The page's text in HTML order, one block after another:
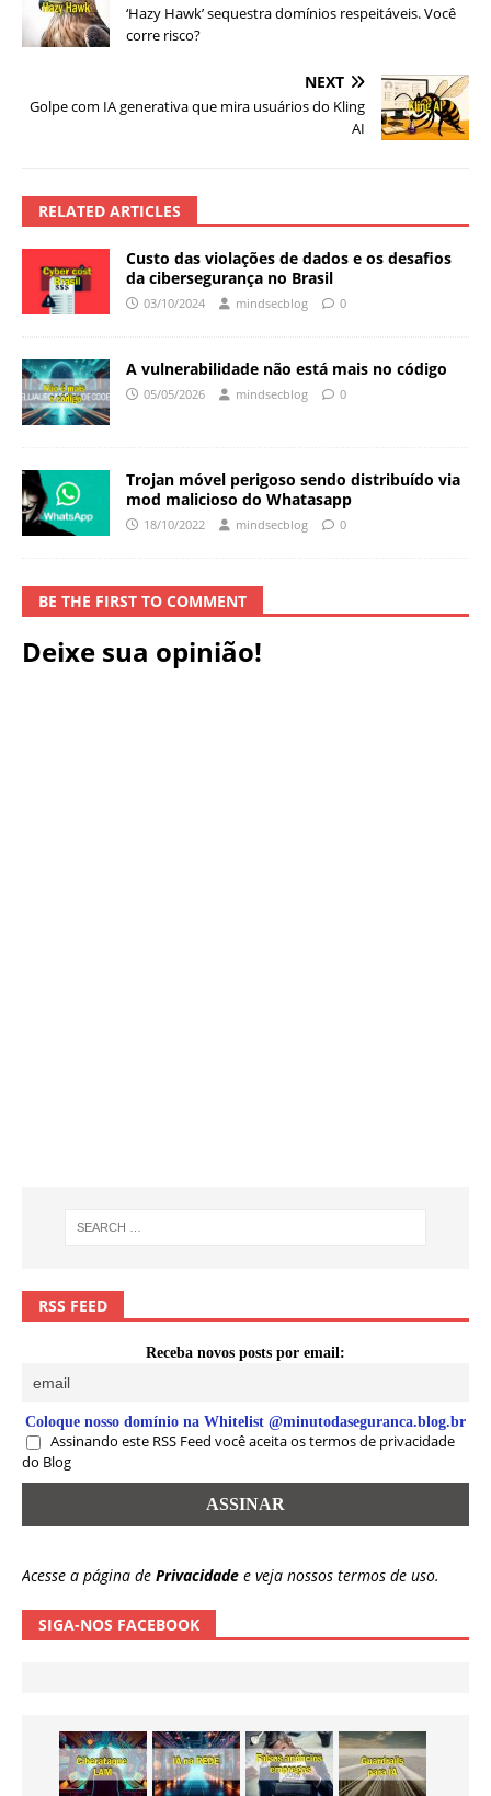
‘Hazy Hawk’ sequestra domínios respeitáveis. Você
corre risco?
NEXT
Golpe com IA generativa que mira usuários do Kling
AI
RELATED ARTICLES
Custo das violações de dados e os desafios
da cibersegurança no Brasil
03/10/2024 mindsecblog 0
A vulnerabilidade não está mais no código
05/05/2026 mindsecblog 0
Trojan móvel perigoso sendo distribuído via
mod malicioso do Whatasapp
18/10/2022 mindsecblog 0
BE THE FIRST TO COMMENT
Deixe sua opinião!
RSS FEED
Receba novos posts por email:
Coloque nosso domínio na Whitelist @minutodaseguranca.blog.br
Assinando este RSS Feed você aceita os termos de privacidade
do Blog
Acesse a página de Privacidade e veja nossos termos de uso.
SIGA-NOS FACEBOOK